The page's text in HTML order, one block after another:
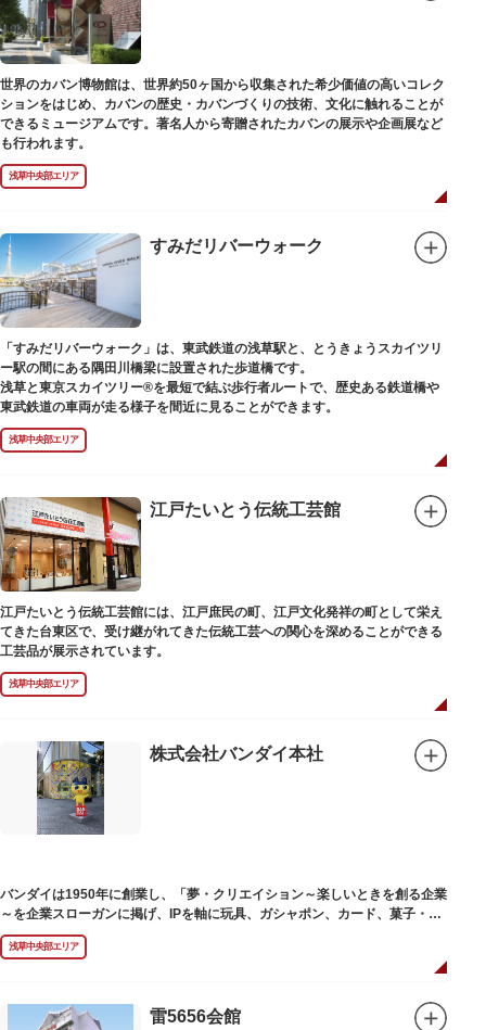
世界のカバン博物館は、世界約50ヶ国から収集された希少価値の高いコレク
ションをはじめ、カバンの歴史・カバンづくりの技術、文化に触れることが
できるミュージアムです。著名人から寄贈されたカバンの展示や企画展など
も行われます。
浅草中央部エリア
すみだリバーウォーク
「すみだリバーウォーク」は、東武鉄道の浅草駅と、とうきょうスカイツリ
ー駅の間にある隅田川橋梁に設置された歩道橋です。
浅草と東京スカイツリー®を最短で結ぶ歩行者ルートで、歴史ある鉄道橋や
東武鉄道の車両が走る様子を間近に見ることができます。
浅草中央部エリア
江戸たいとう伝統工芸館
江戸たいとう伝統工芸館には、江戸庶民の町、江戸文化発祥の町として栄え
てきた台東区で、受け継がれてきた伝統工芸への関心を深めることができる
工芸品が展示されています。
浅草中央部エリア
株式会社バンダイ本社
バンダイは1950年に創業し、「夢・クリエイション～楽しいときを創る企業
～を企業スローガンに掲げ、IPを軸に玩具、ガシャポン、カード、菓子・食
品・食玩、アパレル、日用雑貨など、お客さまの身近で楽しんでいただける
エンターテインメントをお届けしています。
浅草中央部エリア
雷5656会館